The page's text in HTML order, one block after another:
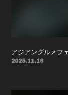
アジアングルメフ
2025.11.16